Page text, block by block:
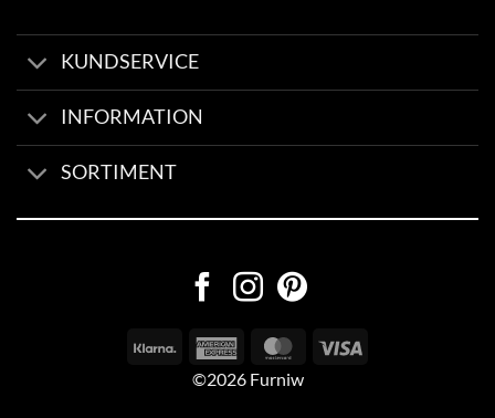
KUNDSERVICE
INFORMATION
SORTIMENT
©2026 Furniw